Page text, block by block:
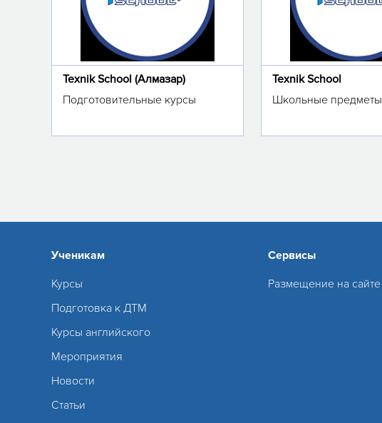
Texnik School (Алмазар)
Подготовительные курсы
Texnik School
Школьные предметы
Ученикам
Курсы
Подготовка к ДТМ
Курсы английского
Мероприятия
Новости
Статьи
Сервисы
Размещение на сайте